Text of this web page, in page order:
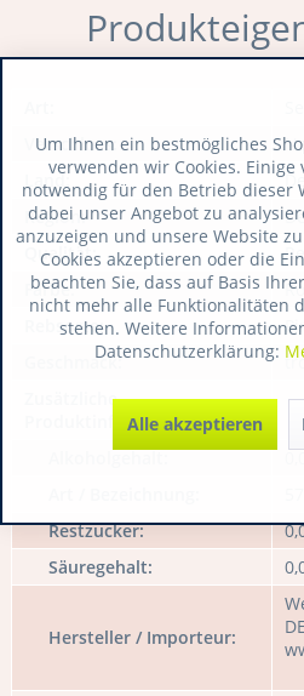
Verschluss:
Land:
Region:
Qualität:
Farbe:
Rebsorte:
Geschmack:
Zusätzliche
Produktinformationen:
Restzucker:
Säuregehalt:
Hersteller / Importeur:
Um Ihnen ein bestmögliches
verwenden wir Cookies. Einige
notwendig für den Betrieb dieser
dabei unser Angebot zu
anzuzeigen und unsere Website
Cookies akzeptieren oder die
beachten Sie, dass auf Basis
nicht mehr alle Funktionalitäten
stehen. Weitere
Datenschutzerklärung:
Alle akzeptieren